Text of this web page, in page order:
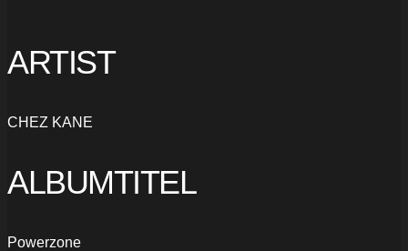
ARTIST
CHEZ KANE
ALBUMTITEL
Powerzone